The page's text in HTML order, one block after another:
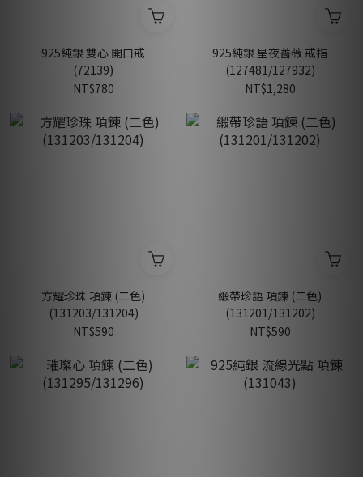
925純銀 雙心 開口戒
(72139)
NT$780
925純銀 星夜薔薇 戒指
(127481/127932)
NT$1,280
方耀珍珠 項鍊 (二色)
(131203/131204)
NT$590
緞帶珍語 項鍊 (二色)
(131201/131202)
NT$590